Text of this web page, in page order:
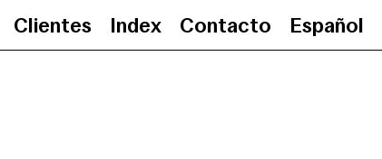
Clientes Index Contacto Español